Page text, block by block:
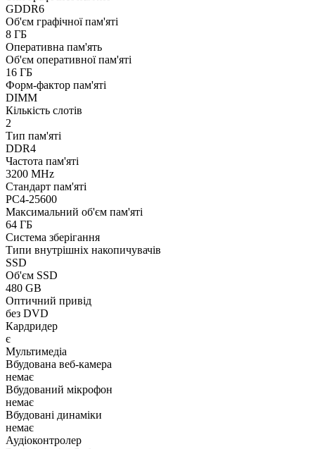
GDDR6
Об'єм графічної пам'яті
8 ГБ
Оперативна пам'ять
Об'єм оперативної пам'яті
16 ГБ
Форм-фактор пам'яті
DIMM
Кількість слотів
2
Тип пам'яті
DDR4
Частота пам'яті
3200 MHz
Стандарт пам'яті
PC4-25600
Максимальний об'єм пам'яті
64 ГБ
Система зберігання
Типи внутрішніх накопичувачів
SSD
Об'єм SSD
480 GB
Оптичний привід
без DVD
Кардридер
є
Мультимедіа
Вбудована веб-камера
немає
Вбудований мікрофон
немає
Вбудовані динаміки
немає
Аудіоконтролер